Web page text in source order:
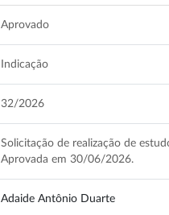
Aprovado
Indicação
32/2026
Solicitação de realização de
Aprovada em 30/06/2026.
Adaide Antônio Duarte